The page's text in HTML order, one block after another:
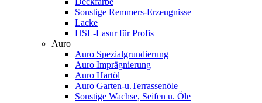
Sonstige Remmers-Erzeugnisse
Lacke
HSL-Lasur für Profis
Auro
Auro Spezialgrundierung
Auro Imprägnierung
Auro Hartöl
Auro Garten-u.Terrassenöle
Sonstige Wachse, Seifen u. Öle